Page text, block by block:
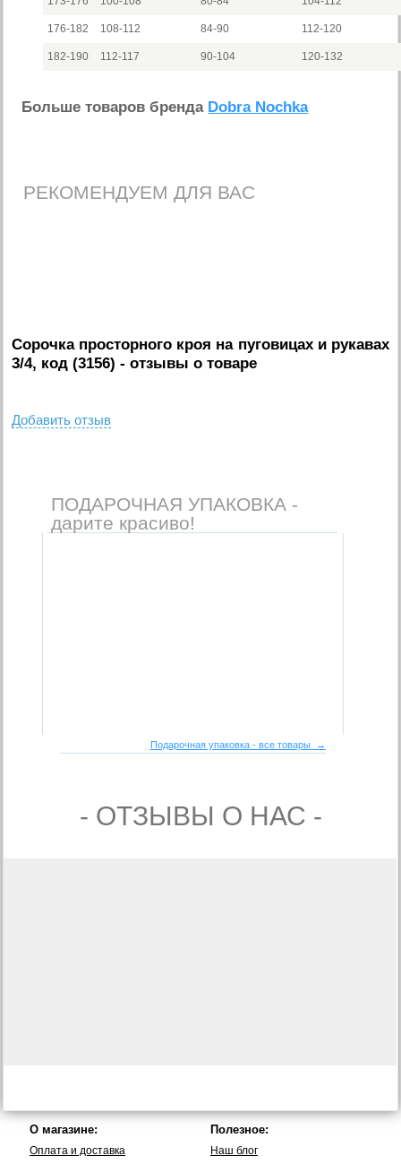
176-182 108-112 84-90 112-120
182-190 112-117 90-104 120-132
Больше товаров бренда Dobra Nochka
РЕКОМЕНДУЕМ ДЛЯ ВАС
Сорочка просторного кроя на пуговицах и рукавах
3/4, код (3156) - отзывы о товаре
Добавить отзыв
ПОДАРОЧНАЯ УПАКОВКА -
дарите красиво!
Подарочная упаковка - все товары →
- ОТЗЫВЫ О НАС -
О магазине:
Оплата и доставка
Полезное:
Наш блог